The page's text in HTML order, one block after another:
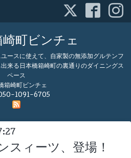
崎町ビンチェ
ースに使えて、自家製の無添加グルテンフ
来る日本橋箱崎町の裏通りのダイニングス
ペース
箱崎町ビンチェ
1091-6705
スィーツ、登場！